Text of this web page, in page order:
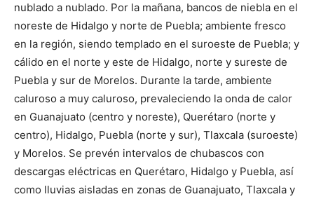
nublado a nublado. Por la mañana, bancos de niebla en el
noreste de Hidalgo y norte de Puebla; ambiente fresco
en la región, siendo templado en el suroeste de Puebla; y
cálido en el norte y este de Hidalgo, norte y sureste de
Puebla y sur de Morelos. Durante la tarde, ambiente
caluroso a muy caluroso, prevaleciendo la onda de calor
en Guanajuato (centro y noreste), Querétaro (norte y
centro), Hidalgo, Puebla (norte y sur), Tlaxcala (suroeste)
y Morelos. Se prevén intervalos de chubascos con
descargas eléctricas en Querétaro, Hidalgo y Puebla, así
como lluvias aisladas en zonas de Guanajuato, Tlaxcala y